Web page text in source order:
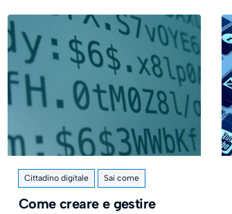
Cittadino digitale Sai come
Come creare e gestire